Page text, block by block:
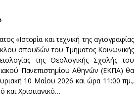
«Iστορία και τεχνική της αγιογραφίας
σπουδών του Τμήματος Κοινωνικής
της Θεολογικής Σχολής του
Πανεπιστημίου Αθηνών (ΕΚΠΑ) θα
10 Mαίου 2026 και ώρα 11:00 πμ.,
και Χριστιανικό…